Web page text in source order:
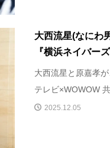
大西流星(なにわ
『横浜ネイバー
大西流星と原嘉孝
テレビ×WOWOW
2025.12.05